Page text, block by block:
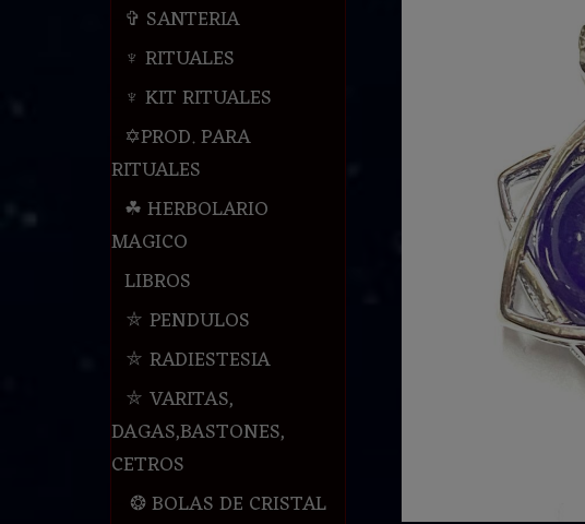
✞ SANTERIA
♆ RITUALES
♆ KIT RITUALES
✡PROD. PARA
RITUALES
☘ HERBOLARIO
MAGICO
LIBROS
⛤ PENDULOS
⛤ RADIESTESIA
⛤ VARITAS,
DAGAS,BASTONES,
CETROS
❂ BOLAS DE CRISTAL